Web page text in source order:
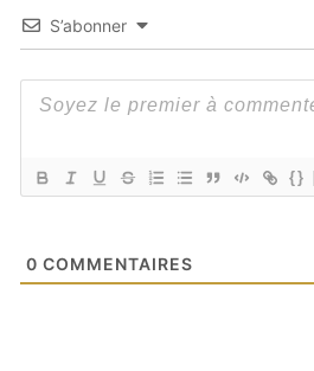
S’abonner
{}
0 COMMENTAIRES